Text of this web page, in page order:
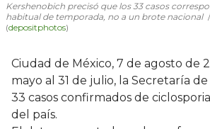
Kershenobich precisó que los 33 casos
habitual de temporada, no a un brote nacional
(depositphotos)
Ciudad de México, 7 de agosto de
mayo al 31 de julio, la Secretaría
33 casos confirmados de
del país.